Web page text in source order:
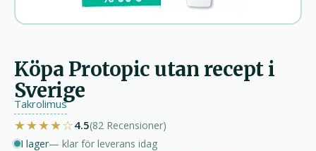
Köpa Protopic utan recept i
Sverige
Takrolimus
★★★★☆4.5(82 Recensioner)
I lager— klar för leverans idag